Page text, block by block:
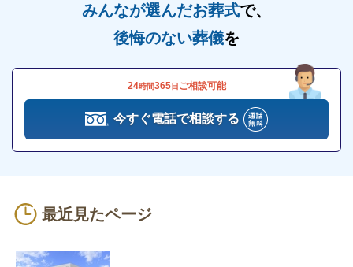
安芸高田市葬斎場「あじさい聖苑」の火葬場に
ついて
安芸高田市葬斎場「あじさい聖苑」は火葬施設のた
め、火葬場を設けております。
火葬炉は3基あり、他にも動物炉が1基あります。
ただし、ペットの火葬はあじさい聖苑に直接連絡する
くことをおすすめします。
に入れないでください。
みんなが選んだお葬式で、
後悔のない葬儀を
24時間365日 ご相談可能
今すぐ電話で相談する
最近見たページ